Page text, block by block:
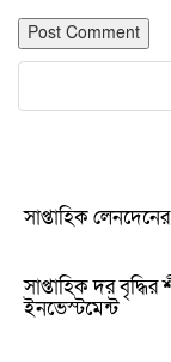
সাপ্তাহিক
সাপ্তাহিক দর বৃদ্ধির
ইনভেস্টমেন্ট